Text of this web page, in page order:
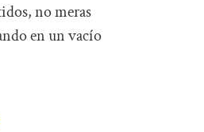
no meras
en un vacío